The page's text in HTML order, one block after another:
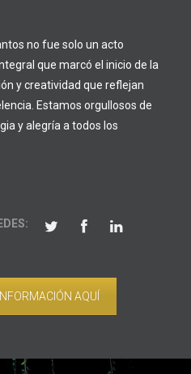
no fue solo un acto
que marcó el inicio de la
y creatividad que reflejan
Estamos orgullosos de
y alegría a todos los
AQUÍ